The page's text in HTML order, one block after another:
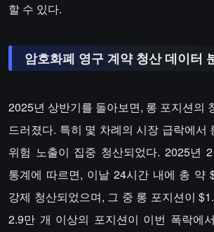
할 수 있다.
암호화폐 영구 계약 청산 데이터
2025년 상반기를 돌아보면, 롱 포지션의
드러졌다. 특히 몇 차례의 시장 급락에서
위험 노출이 집중 청산되었다. 2025년
통계에 따르면, 이날 24시간 내에 총 약
강제 청산되었으며, 그 중 롱 포지션이
2.9만 개 이상의 포지션이 이번 폭락에